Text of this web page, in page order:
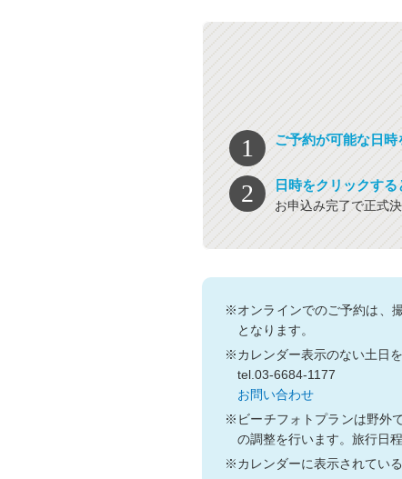
ご予約が可能な日時
日時をクリックす
お申込み完了で正式
※オンラインでのご予約は、
となります。
※カレンダー表示のない土日
tel.03-6684-1177
お問い合わせ
※ビーチフォトプランは野外
の調整を行います。旅行日
※カレンダーに表示されてい